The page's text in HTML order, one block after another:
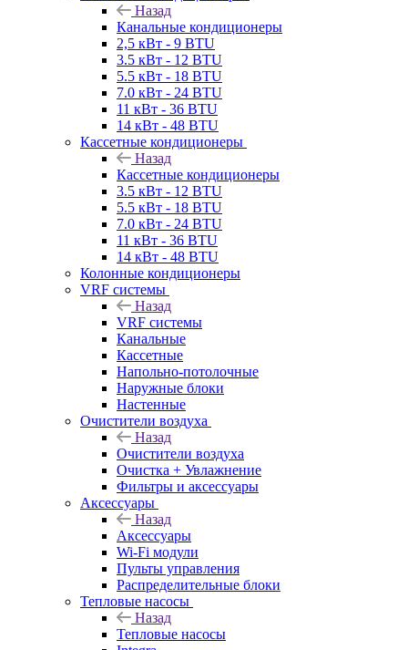
Назад
Канальные кондиционеры
2,5 кВт - 9 BTU
3.5 кВт - 12 BTU
5.5 кВт - 18 BTU
7.0 кВт - 24 BTU
11 кВт - 36 BTU
14 кВт - 48 BTU
Кассетные кондиционеры
Назад
Кассетные кондиционеры
3.5 кВт - 12 BTU
5.5 кВт - 18 BTU
7.0 кВт - 24 BTU
11 кВт - 36 BTU
14 кВт - 48 BTU
Колонные кондиционеры
VRF системы
Назад
VRF системы
Канальные
Кассетные
Напольно-потолочные
Наружные блоки
Настенные
Очистители воздуха
Назад
Очистители воздуха
Очистка + Увлажнение
Фильтры и аксессуары
Аксессуары
Назад
Аксессуары
Wi-Fi модули
Пульты управления
Распределительные блоки
Тепловые насосы
Назад
Тепловые насосы